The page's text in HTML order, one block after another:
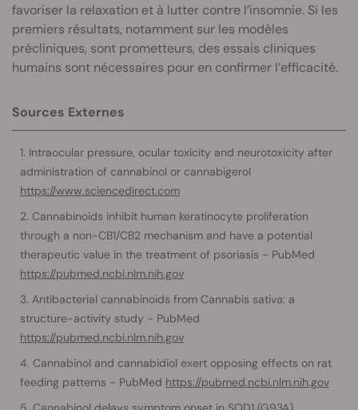
favoriser la relaxation et à lutter contre l’insomnie. Si les
premiers résultats, notamment sur les modèles
précliniques, sont prometteurs, des essais cliniques
humains sont nécessaires pour en confirmer l’efficacité.
Sources Externes
Intraocular pressure, ocular toxicity and neurotoxicity after
administration of cannabinol or cannabigerol
https://www.sciencedirect.com
Cannabinoids inhibit human keratinocyte proliferation
through a non-CB1/CB2 mechanism and have a potential
therapeutic value in the treatment of psoriasis - PubMed
https://pubmed.ncbi.nlm.nih.gov
Antibacterial cannabinoids from Cannabis sativa: a
structure-activity study - PubMed
https://pubmed.ncbi.nlm.nih.gov
Cannabinol and cannabidiol exert opposing effects on rat
feeding patterns - PubMed https://pubmed.ncbi.nlm.nih.gov